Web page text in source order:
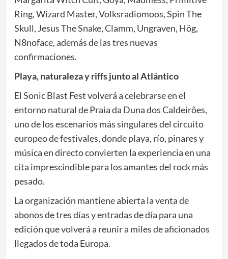
Ring, Wizard Master, Volksradiomoos, Spin The
Skull, Jesus The Snake, Clamm, Ungraven, Hög,
N8noface, además de las tres nuevas
confirmaciones.
Playa, naturaleza y riffs junto al Atlántico
El Sonic Blast Fest volverá a celebrarse en el
entorno natural de Praia da Duna dos Caldeirões,
uno de los escenarios más singulares del circuito
europeo de festivales, donde playa, río, pinares y
música en directo convierten la experiencia en una
cita imprescindible para los amantes del rock más
pesado.
La organización mantiene abierta la venta de
abonos de tres días y entradas de día para una
edición que volverá a reunir a miles de aficionados
llegados de toda Europa.